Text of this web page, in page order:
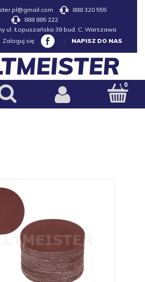
888 320 555
888 885 222
ul. Łopuszańska 38 bud. C, Warszawa
Zaloguj się | NAPISZ DO NAS